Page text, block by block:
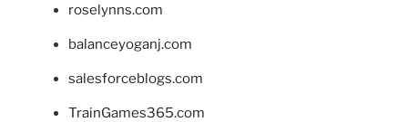
roselynns.com
balanceyoganj.com
salesforceblogs.com
TrainGames365.com